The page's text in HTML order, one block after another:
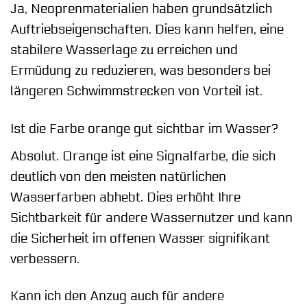
Ja, Neoprenmaterialien haben grundsätzlich
Auftriebseigenschaften. Dies kann helfen, eine
stabilere Wasserlage zu erreichen und
Ermüdung zu reduzieren, was besonders bei
längeren Schwimmstrecken von Vorteil ist.
Ist die Farbe orange gut sichtbar im Wasser?
Absolut. Orange ist eine Signalfarbe, die sich
deutlich von den meisten natürlichen
Wasserfarben abhebt. Dies erhöht Ihre
Sichtbarkeit für andere Wassernutzer und kann
die Sicherheit im offenen Wasser signifikant
verbessern.
Kann ich den Anzug auch für andere